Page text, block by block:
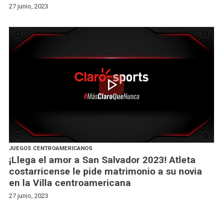
27 junio, 2023
play_arrow
JUEGOS CENTROAMERICANOS
¡Llega el amor a San Salvador 2023! Atleta
costarricense le pide matrimonio a su novia
en la Villa centroamericana
27 junio, 2023